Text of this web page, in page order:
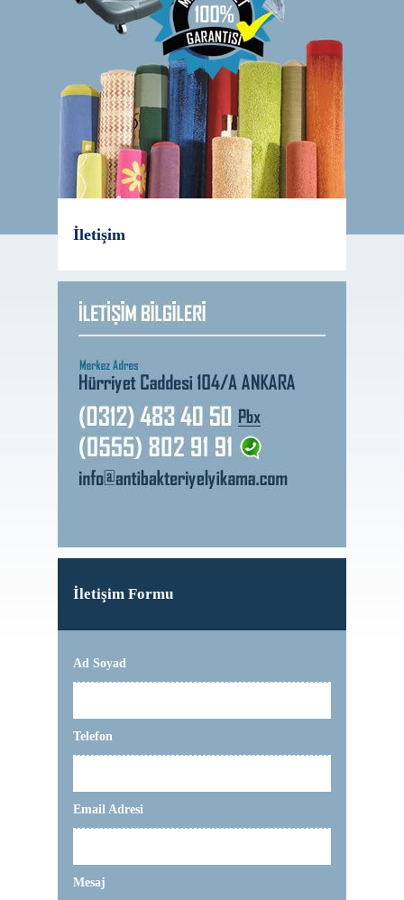
İletişim
İletişim Formu
Ad Soyad
Telefon
Email Adresi
Mesaj